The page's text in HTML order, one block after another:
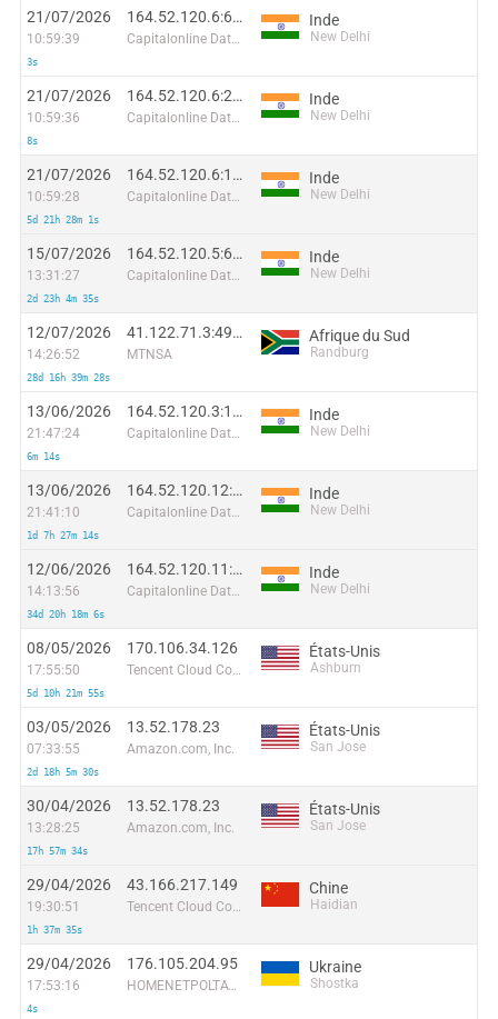
21/07/2026
10:59:39
3s
164.52.120.6:64350
Capitalonline Data Service (HK) Co
Inde
New Delhi
21/07/2026
10:59:36
8s
164.52.120.6:21473
Capitalonline Data Service (HK) Co
Inde
New Delhi
21/07/2026
10:59:28
5d 21h 28m 1s
164.52.120.6:1843
Capitalonline Data Service (HK) Co
Inde
New Delhi
15/07/2026
13:31:27
2d 23h 4m 35s
164.52.120.5:63981
Capitalonline Data Service (HK) Co
Inde
New Delhi
12/07/2026
14:26:52
28d 16h 39m 28s
41.122.71.3:49606
MTNSA
Afrique du Sud
Randburg
13/06/2026
21:47:24
6m 14s
164.52.120.3:1867
Capitalonline Data Service (HK) Co
Inde
New Delhi
13/06/2026
21:41:10
1d 7h 27m 14s
164.52.120.12:14589
Capitalonline Data Service (HK) Co
Inde
New Delhi
12/06/2026
14:13:56
34d 20h 18m 6s
164.52.120.11:42197
Capitalonline Data Service (HK) Co
Inde
New Delhi
08/05/2026
17:55:50
5d 10h 21m 55s
170.106.34.126
Tencent Cloud Computing (Beijing) Co
États-Unis
Ashburn
03/05/2026
07:33:55
2d 18h 5m 30s
13.52.178.23
Amazon.com, Inc.
États-Unis
San Jose
30/04/2026
13:28:25
17h 57m 34s
13.52.178.23
Amazon.com, Inc.
États-Unis
San Jose
29/04/2026
19:30:51
1h 37m 35s
43.166.217.149
Tencent Cloud Computing (Beijing) Co
Chine
Haidian
29/04/2026
17:53:16
4s
176.105.204.95
HOMENETPOLTAVA-NETWORK
Ukraine
Shostka